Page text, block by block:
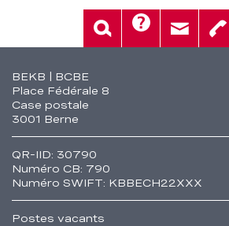
Fusszeile
BEKB | BCBE
Place Fédérale 8
Case postale
3001 Berne
QR-IID: 30790
Numéro CB: 790
Numéro SWIFT: KBBECH22XXX
Postes vacants